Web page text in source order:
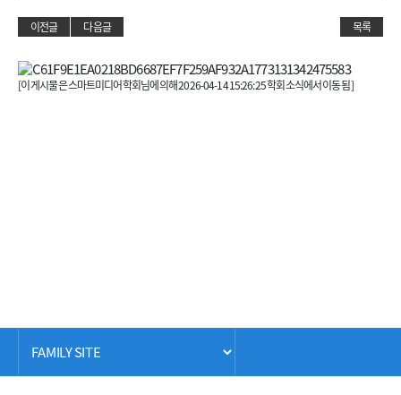
이전글 다음글 목록
[이 게시물은 스마트미디어학회님에 의해 2026-04-14 15:26:25 학회 소식에서 이동 됨]